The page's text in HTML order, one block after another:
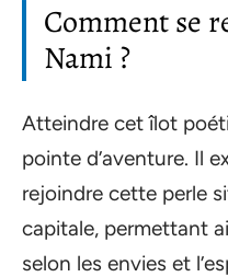
Comment se
Nami ?
Atteindre cet îlot
pointe d’aventure. Il
rejoindre cette perle
capitale, permettant
selon les envies et